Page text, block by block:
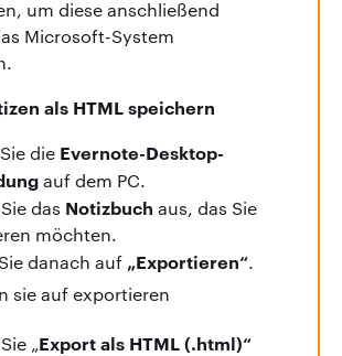
um diese anschließend
Microsoft-System
als HTML speichern
die Evernote-Desktop-
auf dem PC.
das Notizbuch aus, das Sie
möchten.
danach auf „Exportieren“.
„Export als HTML (.html)“